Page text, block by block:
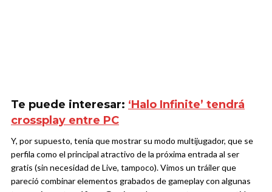
Te puede interesar: ‘Halo Infinite’ tendrá
crossplay entre PC
Y, por supuesto, tenía que mostrar su modo multijugador, que se
perfila como el principal atractivo de la próxima entrada al ser
gratis (sin necesidad de Live, tampoco). Vimos un tráiler que
pareció combinar elementos grabados de gameplay con algunas